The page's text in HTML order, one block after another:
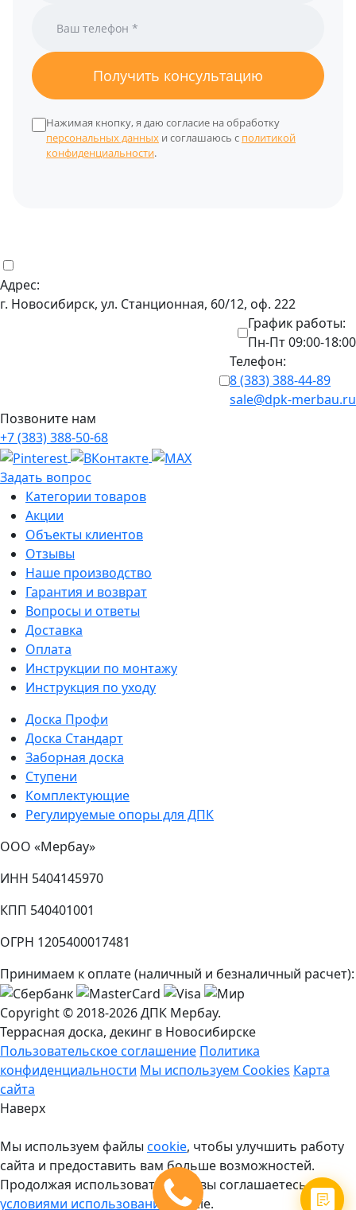
Получить консультацию
Нажимая кнопку, я даю согласие на обработку
персональных данных и соглашаюсь с политикой
конфиденциальности.
Адрес:
г. Новосибирск, ул. Станционная, 60/12, оф. 222
График работы:
Пн-Пт 09:00-18:00
Телефон:
8 (383) 388-44-89
sale@dpk-merbau.ru
Позвоните нам
+7 (383) 388-50-68
Задать вопрос
Категории товаров
Акции
Объекты клиентов
Отзывы
Наше производство
Гарантия и возврат
Вопросы и ответы
Доставка
Оплата
Инструкции по монтажу
Инструкция по уходу
Доска Профи
Доска Стандарт
Заборная доска
Ступени
Комплектующие
Регулируемые опоры для ДПК
ООО «Мербау»
ИНН 5404145970
КПП 540401001
ОГРН 1205400017481
Принимаем к оплате (наличный и безналичный расчет):
Copyright © 2018-2026 ДПК Мербау.
Террасная доска, декинг в Новосибирске
Пользовательское соглашение Политика
конфиденциальности Мы используем Cookies Карта
сайта
Наверх
Мы используем файлы cookie, чтобы улучшить работу
сайта и предоставить вам больше возможностей.
Продолжая использовать сайт, вы соглашаетесь с
условиями использования cookie.